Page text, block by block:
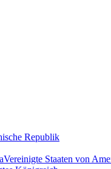
Republik
Vereinigte Staaten von